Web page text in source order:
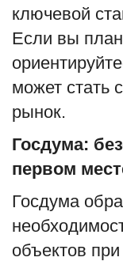
ключевой
Если вы
может стать
рынок.
Госдума:
первом
Госдума
объектов